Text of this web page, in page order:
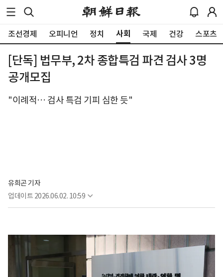
조선경제 오피니언 정치 사회 국제 건강 스포츠
[단독] 법무부, 2차 종합특검 파견 검사 3명
공개모집
"이례적… 검사 특검 기피 심한 듯"
유희곤 기자
업데이트 2026.06.02. 10:59